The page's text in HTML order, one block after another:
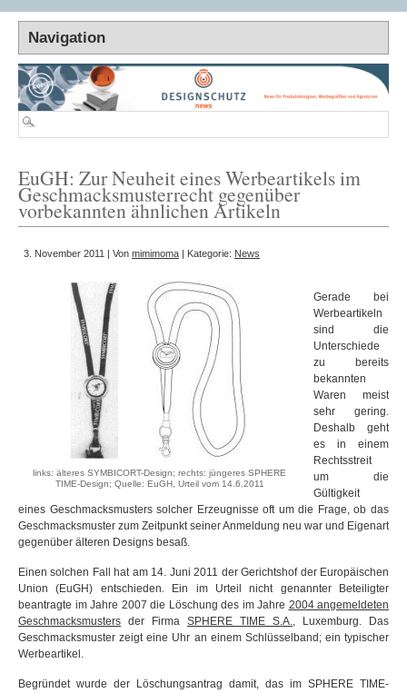
EuGH: Zur Neuheit eines Werbeartikels im
Geschmacksmusterrecht gegenüber
vorbekannten ähnlichen Artikeln
3. November 2011 | Von mimimoma | Kategorie: News
links: älteres SYMBICORT-Design; rechts: jüngeres SPHERE
TIME-Design; Quelle: EuGH, Urteil vom 14.6.2011
Gerade bei
Werbeartikeln
sind die
Unterschiede
zu bereits
bekannten
Waren meist
sehr gering.
Deshalb geht
es in einem
Rechtsstreit
um die
Gültigkeit
eines Geschmacksmusters solcher Erzeugnisse oft um die Frage, ob das
Geschmacksmuster zum Zeitpunkt seiner Anmeldung neu war und Eigenart
gegenüber älteren Designs besaß.
Einen solchen Fall hat am 14. Juni 2011 der Gerichtshof der Europäischen
Union (EuGH) entschieden. Ein im Urteil nicht genannter Beteiligter
beantragte im Jahre 2007 die Löschung des im Jahre 2004 angemeldeten
Geschmacksmusters der Firma SPHERE TIME S.A., Luxemburg. Das
Geschmacksmuster zeigt eine Uhr an einem Schlüsselband; ein typischer
Werbeartikel.
Begründet wurde der Löschungsantrag damit, das im SPHERE TIME-